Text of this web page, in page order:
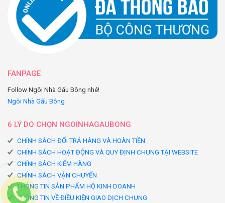
FANPAGE
Follow Ngôi Nhà Gấu Bông nhé!
Ngôi Nhà Gấu Bông
6 LÝ DO CHỌN NGOINHAGAUBONG
CHÍNH SÁCH ĐỔI TRẢ HÀNG VÀ HOÀN TIỀN
CHÍNH SÁCH HOẠT ĐỘNG VÀ QUY ĐỊNH CHUNG TẠI WEBSITE
CHÍNH SÁCH KIỂM HÀNG
CHÍNH SÁCH VẬN CHUYỂN
THÔNG TIN SẢN PHẨM HỘ KINH DOANH
THÔNG TIN VỀ ĐIỀU KIỆN GIAO DỊCH CHUNG